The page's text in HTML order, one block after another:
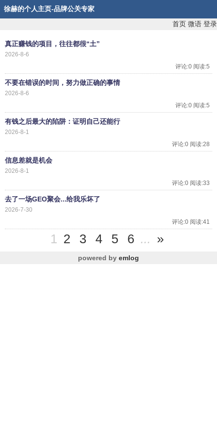
徐赫的个人主页-品牌公关专家
首页 微语 登录
真正赚钱的项目，往往都很“土”
2026-8-6
评论:0 阅读:5
不要在错误的时间，努力做正确的事情
2026-8-6
评论:0 阅读:5
有钱之后最大的陷阱：证明自己还能行
2026-8-1
评论:0 阅读:28
信息差就是机会
2026-8-1
评论:0 阅读:33
去了一场GEO聚会...给我乐坏了
2026-7-30
评论:0 阅读:41
1 2 3 4 5 6 ... »
powered by emlog